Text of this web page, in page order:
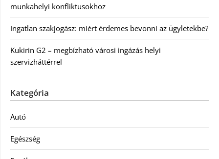
munkahelyi konfliktusokhoz
Ingatlan szakjogász: miért érdemes bevonni az ügyletekbe?
Kukirin G2 – megbízható városi ingázás helyi
szervizháttérrel
Kategória
Autó
Egészség